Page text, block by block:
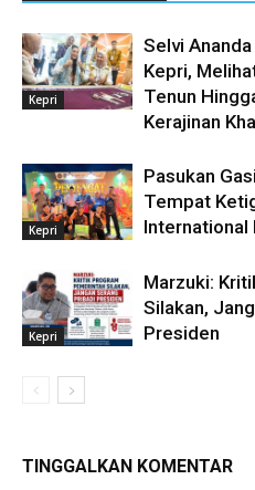
Kepri
Selvi
Kepri,
Tenun
Kerajinan
Kepri
Pasukan
Tempat
International
Kepri
Marzuki:
Silakan,
Presiden
TINGGALKAN KOMENTAR